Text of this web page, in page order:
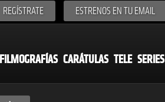
REGÍSTRATE ESTRENOS EN TU EMAIL
FILMOGRAFÍAS CARÁTULAS TELE SERIES